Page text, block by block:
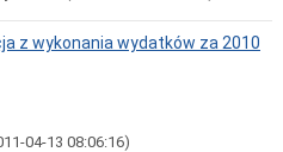
z wykonania wydatków za 2010
04-13 08:06:16)